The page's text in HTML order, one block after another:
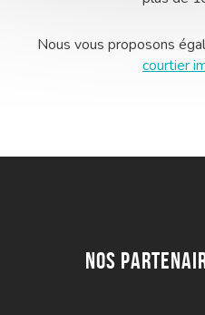
Nous vous proposons
courtier
Nos